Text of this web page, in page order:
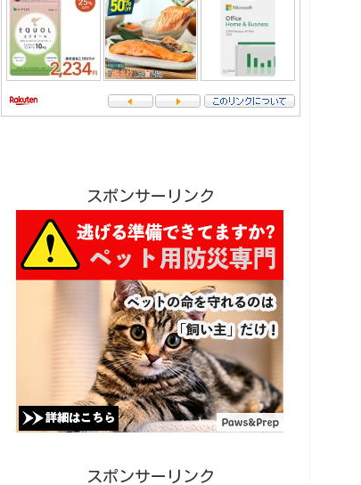
スポンサーリンク
スポンサーリンク